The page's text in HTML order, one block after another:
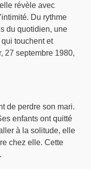
révèle avec
Du rythme
du quotidien, une
touchent et
27 septembre 1980,
de perdre son mari.
enfants ont quitté
à la solitude, elle
chez elle. Cette